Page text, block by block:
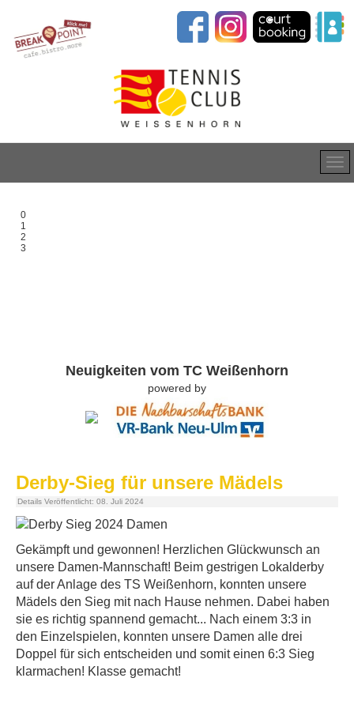
0
1
2
3
Neuigkeiten vom TC Weißenhorn
powered by
Derby-Sieg für unsere Mädels
Details Veröffentlicht: 08. Juli 2024
Gekämpft und gewonnen! Herzlichen Glückwunsch an
unsere Damen-Mannschaft! Beim gestrigen Lokalderby
auf der Anlage des TS Weißenhorn, konnten unsere
Mädels den Sieg mit nach Hause nehmen. Dabei haben
sie es richtig spannend gemacht... Nach einem 3:3 in
den Einzelspielen, konnten unsere Damen alle drei
Doppel für sich entscheiden und somit einen 6:3 Sieg
klarmachen! Klasse gemacht!